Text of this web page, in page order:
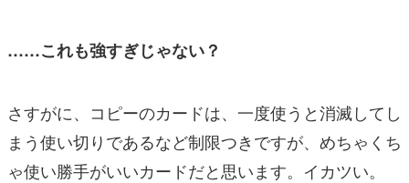
……これも強すぎじゃない？
さすがに、コピーのカードは、一度使うと消滅してし
まう使い切りであるなど制限つきですが、めちゃくち
ゃ使い勝手がいいカードだと思います。イカツい。